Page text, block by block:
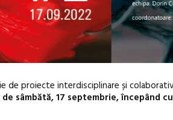
de proiecte interdisciplinare și
sâmbătă, 17 septembrie, începând